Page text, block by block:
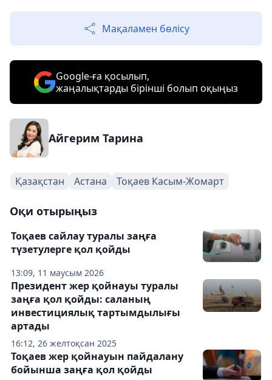
Мақаламен бөлісу
Google-ға қосылып,
жаңалықтарды бірінші болып оқыңыз
Айгерим Тарина
Қазақстан Астана Тоқаев Касым-Жомарт
Оқи отырыңыз
13:09, 11 маусым 2026
Тоқаев сайлау туралы заңға
түзетулерге қол қойды
16:12, 26 желтоқсан 2025
Президент жер қойнауы туралы
заңға қол қойды: саланың
инвестициялық тартымдылығы
артады
Тоқаев жер қойнауын пайдалану
бойынша заңға қол қойды